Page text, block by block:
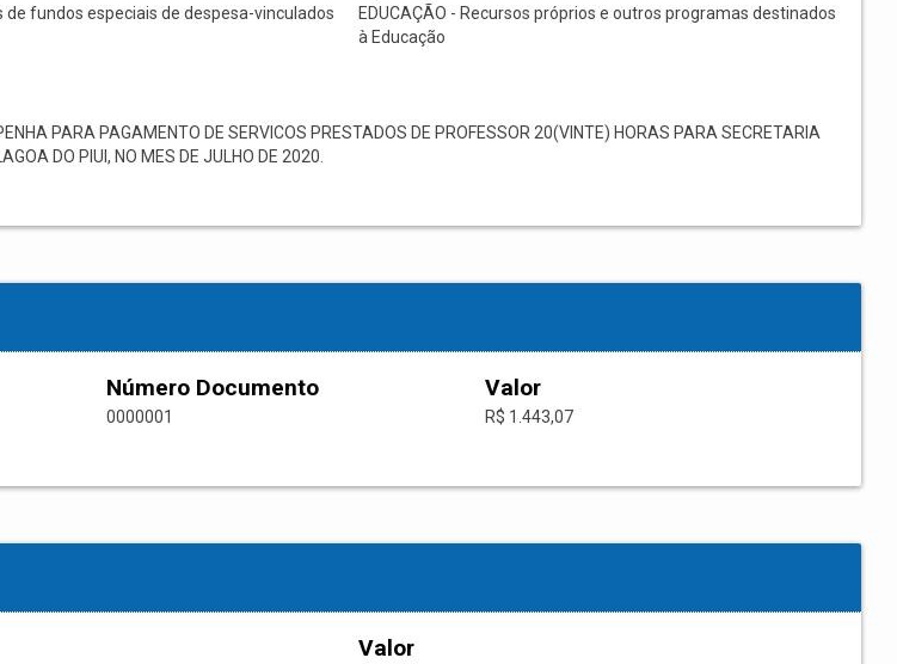
de fundos especiais de despesa-vinculados
EDUCAÇÃO - Recursos próprios e outros programas destinados
à Educação
PARA PAGAMENTO DE SERVICOS PRESTADOS DE PROFESSOR 20(VINTE) HORAS PARA SECRETARIA
DO PIUI, NO MES DE JULHO DE 2020.
Número Documento
0000001
Valor
R$ 1.443,07
Valor